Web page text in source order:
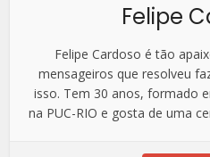
Felipe
Felipe Cardoso é tão
mensageiros que resolveu
isso. Tem 30 anos, formado
na PUC-RIO e gosta de uma